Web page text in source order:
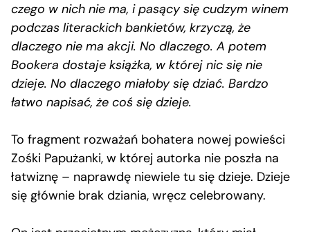
czego w nich nie ma, i pasący się cudzym winem
podczas literackich bankietów, krzyczą, że
dlaczego nie ma akcji. No dlaczego. A potem
Bookera dostaje książka, w której nic się nie
dzieje. No dlaczego miałoby się dziać. Bardzo
łatwo napisać, że coś się dzieje.
To fragment rozważań bohatera nowej powieści
Zośki Papużanki, w której autorka nie poszła na
łatwiznę – naprawdę niewiele tu się dzieje. Dzieje
się głównie brak dziania, wręcz celebrowany.